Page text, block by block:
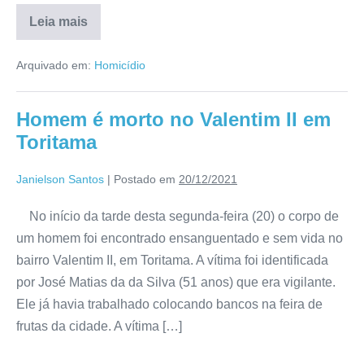
Leia mais
Arquivado em: Homicídio
Homem é morto no Valentim II em
Toritama
Janielson Santos | Postado em 20/12/2021
No início da tarde desta segunda-feira (20) o corpo de
um homem foi encontrado ensanguentado e sem vida no
bairro Valentim II, em Toritama. A vítima foi identificada
por José Matias da da Silva (51 anos) que era vigilante.
Ele já havia trabalhado colocando bancos na feira de
frutas da cidade. A vítima […]